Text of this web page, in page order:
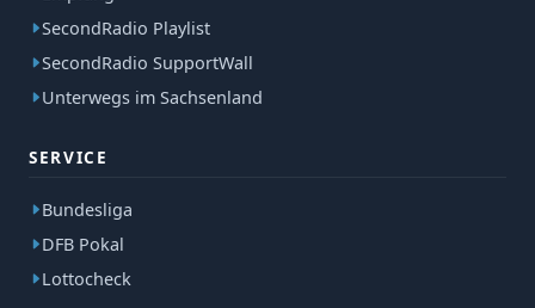
SecondRadio Playlist
SecondRadio SupportWall
Unterwegs im Sachsenland
SERVICE
Bundesliga
DFB Pokal
Lottocheck